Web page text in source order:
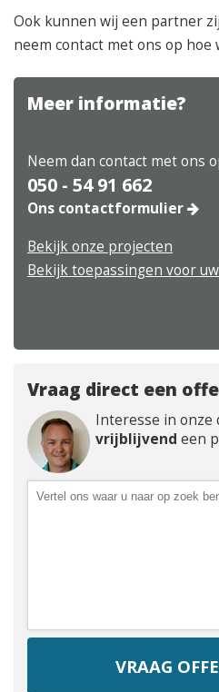
Ook kunnen wij een partner
neem contact met ons op
Meer informatie?
Neem dan contact met ons
050 - 54 91 662
Ons contactformulier
Bekijk onze projecten
Bekijk toepassingen voor
Vraag direct een
Interesse in onze
vrijblijvend een